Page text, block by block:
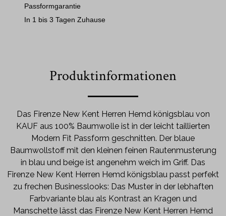
Passformgarantie
In 1 bis 3 Tagen Zuhause
Produktinformationen
Das Firenze New Kent Herren Hemd königsblau von
KAUF aus 100% Baumwolle ist in der leicht taillierten
Modern Fit Passform geschnitten. Der blaue
Baumwollstoff mit den kleinen feinen Rautenmusterung
in blau und beige ist angenehm weich im Griff. Das
Firenze New Kent Herren Hemd königsblau passt perfekt
zu frechen Businesslooks: Das Muster in der lebhaften
Farbvariante blau als Kontrast an Kragen und
Manschette lässt das Firenze New Kent Herren Hemd